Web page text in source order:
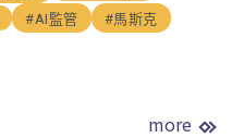
#AI監管 #馬斯克
more